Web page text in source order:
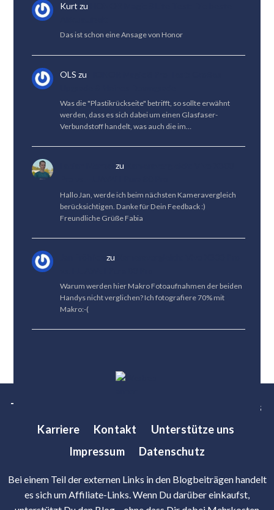
Kurt zu
Das ist schon eine Ansage von Honor
OLS zu
Was die "Plastikrückseite" betrifft, so sollte erwähnt
werden, dass es sich dabei um einen Glasfaser-
Verbundstoff handelt, was auch die im…
zu
Hallo Jan, werde ich beim nächsten Kameravergleich
berücksichtigen. Danke für Dein Feedback :)
Freundliche Grüße Fabia
zu
Warum werden hier Makro Fotoaufnahmen der beiden
Handys nicht verglichen? Ich fotografiere 70% mit
Makro:-(
Tests
Über uns
Karriere
Kontakt
Unterstütze uns
Impressum
Datenschutz
Bei einem Teil der externen Links in den Blogbeiträgen handelt
es sich um Affiliate-Links. Wenn Du darüber einkaufst,